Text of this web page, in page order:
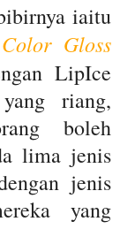
iaitu
Gloss
LipIce
riang,
boleh
lima jenis
jenis
yang